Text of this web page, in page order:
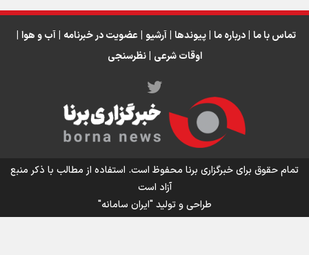
اینفو برنا/ میزان مالیات بر ارزش افزوده چقدر است؟
انتظار حضور تیم‌های بزرگ مثل استقلال در لیگ هستیم
تورم ۵۸ درصدی معدن / وقتی هزینه استخراج از توان قیمت‌گذاری سبقتتماس با ما درباره ما پیوندها آرشیو عضویت در خبرنامه آب و هوا
اوقات شرعی نظرسنجی
تمام حقوق برای خبرگزاری برنا محفوظ است. استفاده از مطالب با ذکر منبع
آزاد است
طراحی و تولید"ایران سامانه"